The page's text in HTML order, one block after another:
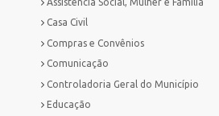
Casa Civil
Compras e Convênios
Comunicação
Controladoria Geral do Município
Educação